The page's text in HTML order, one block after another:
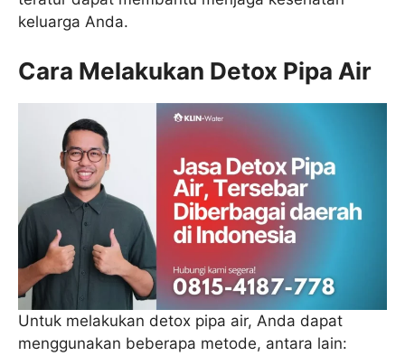
keluarga Anda.
Cara Melakukan Detox Pipa Air
Untuk melakukan detox pipa air, Anda dapat
menggunakan beberapa metode, antara lain: